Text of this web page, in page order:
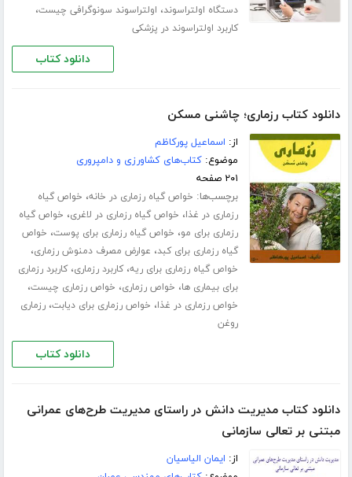
دستگاه اولتراسوند، اولتراسوند سونوگرافی چیست،
کاربرد اولتراسوند در پزشکی
دانلود کتاب
دانلود کتاب رزماری؛ چاشنی مسکن
از: اسماعیل پورکاظم
موضوع:کتاب‌های کشاورزی و دامپروری
۲۰۱ صفحه
برچسب‌ها: خواص گیاه رزماری در خانه، خواص گیاه
رزماری در غذا، خواص گیاه رزماری در لاغری، خواص گیاه
رزماری برای مو، خواص گیاه رزماری برای پوست، خواص
گیاه رزماری برای کبد، عوارض مصرف دمنوش رزماری،
خواص گیاه رزماری برای ریه،کاربرد رزماری،کاربرد رزماری
برای بیماری ها، خواص رزماری، خواص رزماری چیست،
خواص رزماری در غذا، خواص رزماری برای دیابت،رزماری
روغن
دانلود کتاب
دانلود کتاب مدیریت دانش در راستای مدیریت طرح‌های عمرانی
مبتنی بر تعالی سازمانی
از: ایمان الیاسیان